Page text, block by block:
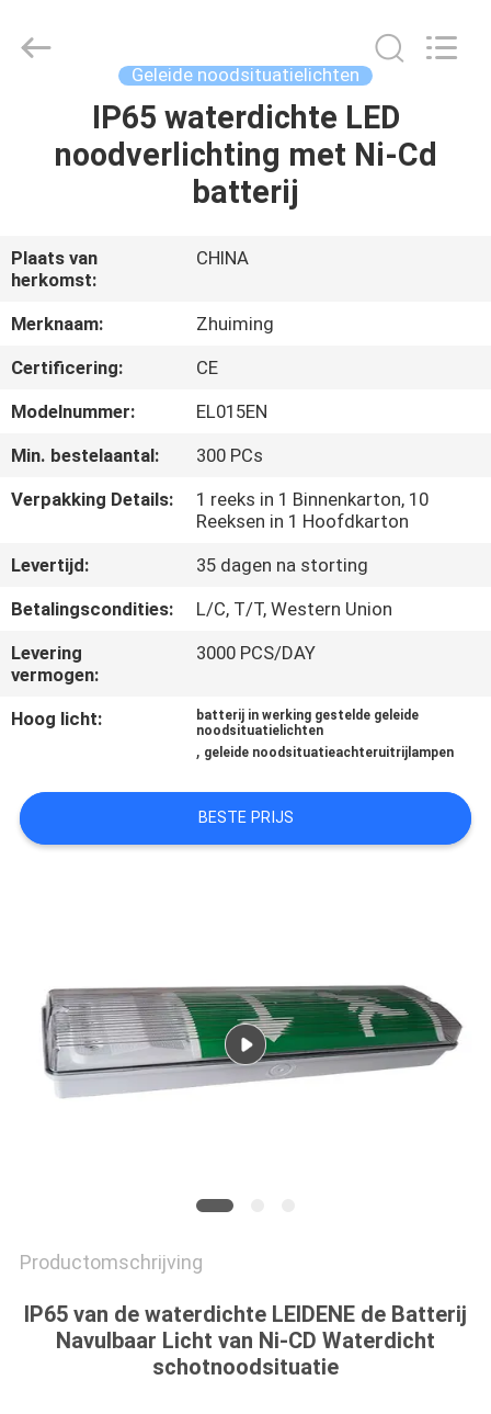
ONGEVEER
ONS
FABRIEKSREIS
CONTACTEER
VERZOEK
OM EEN
CITAAT
PRIVACYBELEID
Co.,Ltd.
Geleide noodsituatielichten
IP65 waterdichte LED
noodverlichting met Ni-Cd
batterij
Plaats van
herkomst:
CHINA
Merknaam:
Zhuiming
Certificering:
CE
Modelnummer:
EL015EN
Min. bestelaantal:
300 PCs
Verpakking Details:
1 reeks in 1 Binnenkarton, 10
Reeksen in 1 Hoofdkarton
Levertijd:
35 dagen na storting
Betalingscondities:
L/C, T/T, Western Union
Levering
vermogen:
3000 PCS/DAY
Hoog licht:
batterij in werking gestelde geleide
noodsituatielichten
, geleide noodsituatieachteruitrijlampen
BESTE PRIJS
Productomschrijving
IP65 van de waterdichte LEIDENE de Batterij
Navulbaar Licht van Ni-CD Waterdicht
schotnoodsituatie